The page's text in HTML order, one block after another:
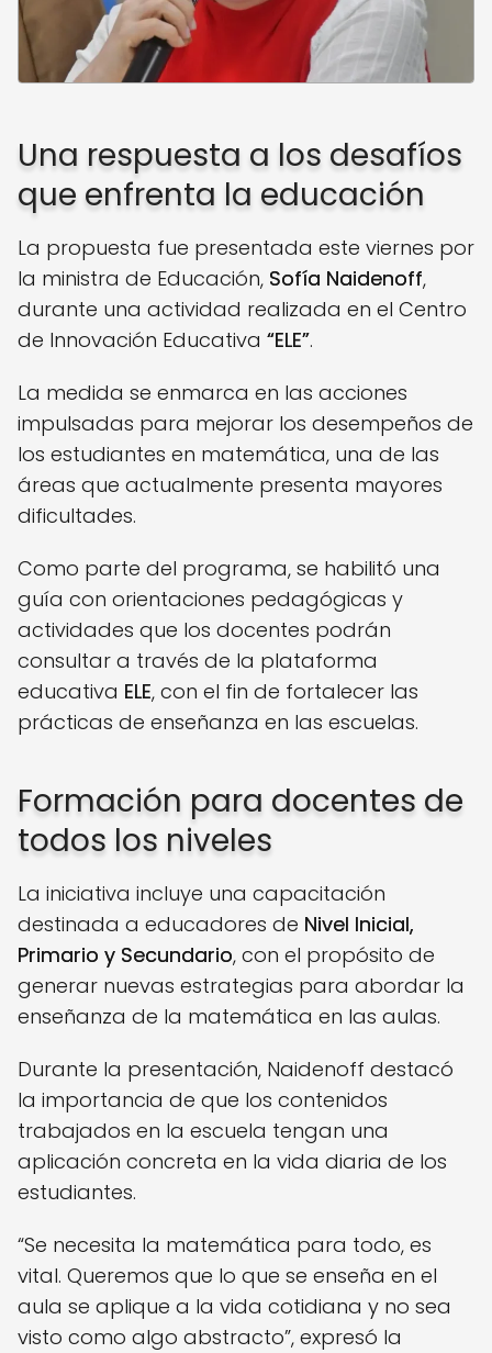
Una respuesta a los desafíos
que enfrenta la educación
La propuesta fue presentada este viernes por
la ministra de Educación, Sofía Naidenoff,
durante una actividad realizada en el Centro
de Innovación Educativa “ELE”.
La medida se enmarca en las acciones
impulsadas para mejorar los desempeños de
los estudiantes en matemática, una de las
áreas que actualmente presenta mayores
dificultades.
Como parte del programa, se habilitó una
guía con orientaciones pedagógicas y
actividades que los docentes podrán
consultar a través de la plataforma
educativa ELE, con el fin de fortalecer las
prácticas de enseñanza en las escuelas.
Formación para docentes de
todos los niveles
La iniciativa incluye una capacitación
destinada a educadores de Nivel Inicial,
Primario y Secundario, con el propósito de
generar nuevas estrategias para abordar la
enseñanza de la matemática en las aulas.
Durante la presentación, Naidenoff destacó
la importancia de que los contenidos
trabajados en la escuela tengan una
aplicación concreta en la vida diaria de los
estudiantes.
“Se necesita la matemática para todo, es
vital. Queremos que lo que se enseña en el
aula se aplique a la vida cotidiana y no sea
visto como algo abstracto”, expresó la